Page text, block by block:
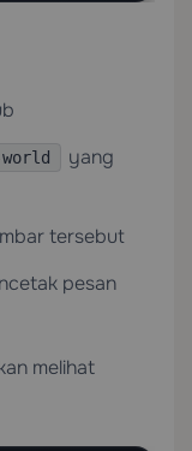
yang
tersebut
pesan
melihat